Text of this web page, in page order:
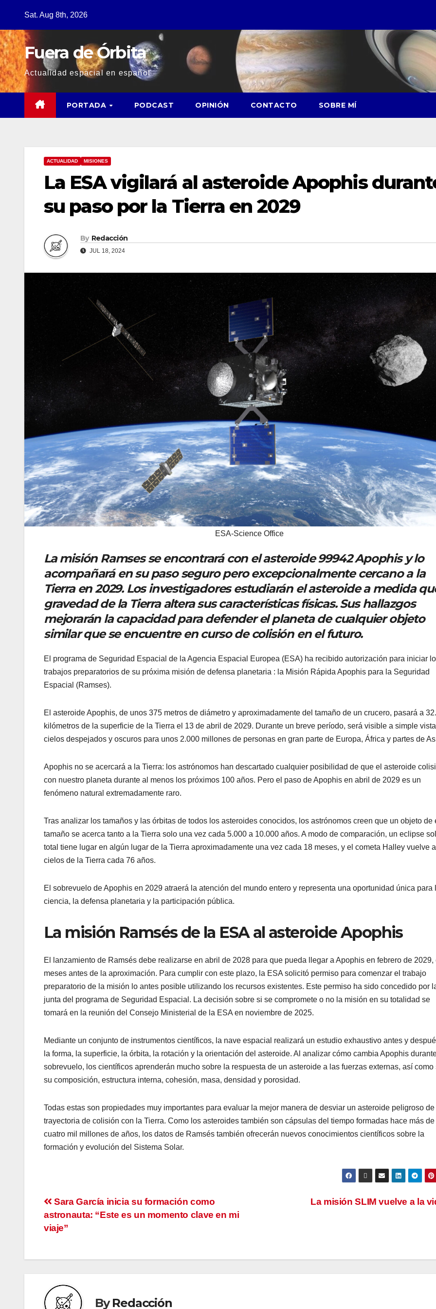
Sat. Aug 8th, 2026
Fuera de Órbita
Actualidad espacial en español
PORTADA PODCAST OPINIÓN CONTACTO SOBRE MÍ
ACTUALIDAD MISIONES
La ESA vigilará al asteroide Apophis
su paso por la Tierra en 2029
By Redacción
JUL 18, 2024
ESA-Science Office
La misión Ramses se encontrará con el asteroide 99942 Apophis y lo
acompañará en su paso seguro pero excepcionalmente cercano a la
Tierra en 2029. Los investigadores estudiarán el asteroide a medida
gravedad de la Tierra altera sus características físicas. Sus hallazgos
mejorarán la capacidad para defender el planeta de cualquier objeto
similar que se encuentre en curso de colisión en el futuro.
El programa de Seguridad Espacial de la Agencia Espacial Europea (ESA) ha recibido autorización para iniciar
trabajos preparatorios de su próxima misión de defensa planetaria : la Misión Rápida Apophis para la Seguridad
Espacial (Ramses).
El asteroide Apophis, de unos 375 metros de diámetro y aproximadamente del tamaño de un crucero, pasará a
kilómetros de la superficie de la Tierra el 13 de abril de 2029. Durante un breve período, será visible a simple
cielos despejados y oscuros para unos 2.000 millones de personas en gran parte de Europa, África y partes de
Apophis no se acercará a la Tierra: los astrónomos han descartado cualquier posibilidad de que el asteroide
con nuestro planeta durante al menos los próximos 100 años. Pero el paso de Apophis en abril de 2029 es un
fenómeno natural extremadamente raro.
Tras analizar los tamaños y las órbitas de todos los asteroides conocidos, los astrónomos creen que un objeto de
tamaño se acerca tanto a la Tierra solo una vez cada 5.000 a 10.000 años. A modo de comparación, un eclipse
total tiene lugar en algún lugar de la Tierra aproximadamente una vez cada 18 meses, y el cometa Halley vuelve
cielos de la Tierra cada 76 años.
El sobrevuelo de Apophis en 2029 atraerá la atención del mundo entero y representa una oportunidad única para
ciencia, la defensa planetaria y la participación pública.
La misión Ramsés de la ESA al asteroide Apophis
El lanzamiento de Ramsés debe realizarse en abril de 2028 para que pueda llegar a Apophis en febrero de 2029,
meses antes de la aproximación. Para cumplir con este plazo, la ESA solicitó permiso para comenzar el trabajo
preparatorio de la misión lo antes posible utilizando los recursos existentes. Este permiso ha sido concedido por
junta del programa de Seguridad Espacial. La decisión sobre si se compromete o no la misión en su totalidad se
tomará en la reunión del Consejo Ministerial de la ESA en noviembre de 2025.
Mediante un conjunto de instrumentos científicos, la nave espacial realizará un estudio exhaustivo antes y
la forma, la superficie, la órbita, la rotación y la orientación del asteroide. Al analizar cómo cambia Apophis
sobrevuelo, los científicos aprenderán mucho sobre la respuesta de un asteroide a las fuerzas externas, así como
su composición, estructura interna, cohesión, masa, densidad y porosidad.
Todas estas son propiedades muy importantes para evaluar la mejor manera de desviar un asteroide peligroso de
trayectoria de colisión con la Tierra. Como los asteroides también son cápsulas del tiempo formadas hace más de
cuatro mil millones de años, los datos de Ramsés también ofrecerán nuevos conocimientos científicos sobre la
formación y evolución del Sistema Solar.
La misión SLIM vuelve a la
Sara García inicia su formación como
astronauta: “Este es un momento clave en mi
viaje”
ByRedacción